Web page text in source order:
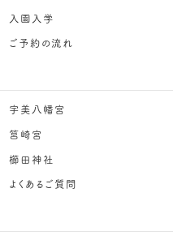
入園入学
ご予約の流れ
宇美八幡宮
筥崎宮
櫛田神社
よくあるご質問